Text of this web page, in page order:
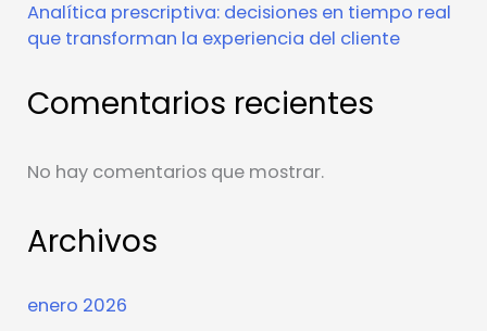
Analítica prescriptiva: decisiones en tiempo real
que transforman la experiencia del cliente
Comentarios recientes
No hay comentarios que mostrar.
Archivos
enero 2026